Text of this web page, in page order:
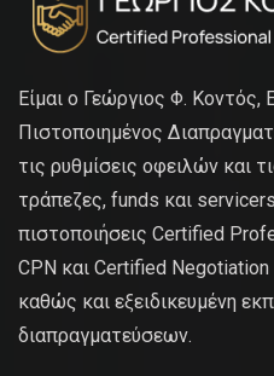
Είμαι ο Γεώργιος Φ. Κοντός,
Πιστοποιημένος
τις ρυθμίσεις οφειλών και
τράπεζες, funds και
πιστοποιήσεις Certified
CPN και Certified
καθώς και εξειδικευμένη
διαπραγματεύσεων.